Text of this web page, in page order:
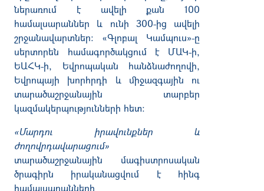
ներառում
է ավելի քան 100
համալսարաններ
և ունի 300-ից
ավելի
շրջանավարտներ: «Գլոբալ Կամպուս»-ը
սերտորեն
համագործակցում է ՄԱԿ-ի,
ԵԱՀԿ-ի, Եվրոպական հանձնաժողովի,
Եվրոպայի
խորհրդի և միջազգային
ու
տարածաշրջանային
տարբեր
կազմակերպությունների հետ:
«Մարդու իրավունքներ
և
ժողովրդավարացում»
տարածաշրջանային
մագիստրոսական
ծրագիրն
իրականացվում է
հինգ
համալսարանների